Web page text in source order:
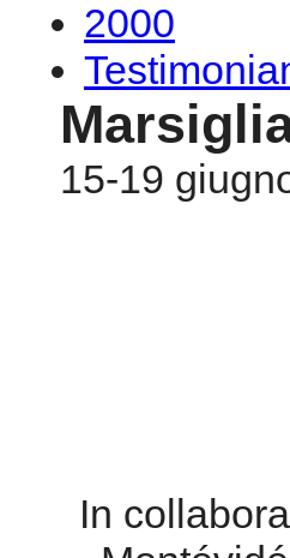
2000
15-19
In